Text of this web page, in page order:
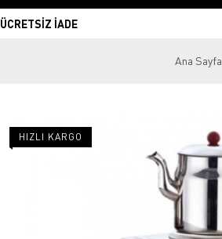
ÜCRETSİZ İADE
Ana Sayfa
HIZLI KARGO